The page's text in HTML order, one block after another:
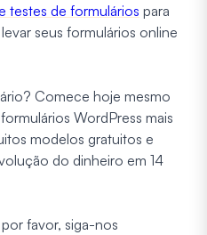
testes de formulários para
seus formulários online
Comece hoje mesmo
WordPress mais
modelos gratuitos e
do dinheiro em 14
favor, siga-nos